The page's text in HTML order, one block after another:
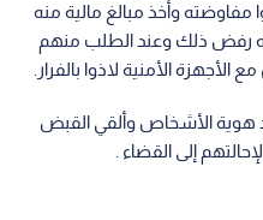
مفاوضته وأخذ مبالغ مالية منه
أنه رفض ذلك وعند الطلب منهم
الأجهزة الأمنية لاذوا بالفرار.
هوية الأشخاص وألقي القبض
إلى القضاء .